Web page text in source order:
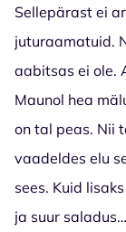
Sellepärast ei
juturaamatuid.
aabitsas ei ole.
Maunol hea
on tal peas. Nii
vaadeldes elu
sees. Kuid
ja suur